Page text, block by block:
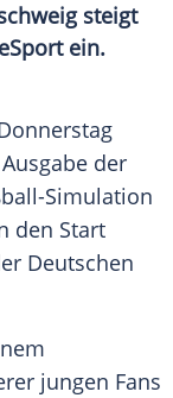
steigt
ein.
der
Simulation
den Start
Deutschen
jungen Fans